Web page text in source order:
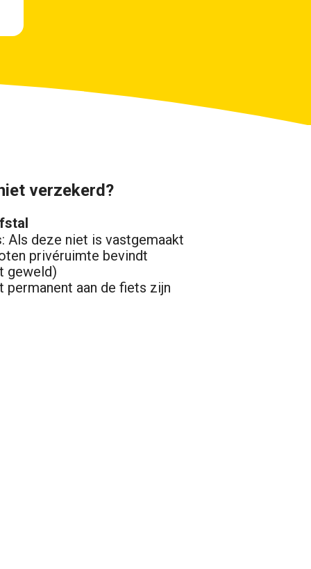
verzekerd?
: Als deze niet is vastgemaakt
privéruimte bevindt
geweld)
permanent aan de fiets zijn